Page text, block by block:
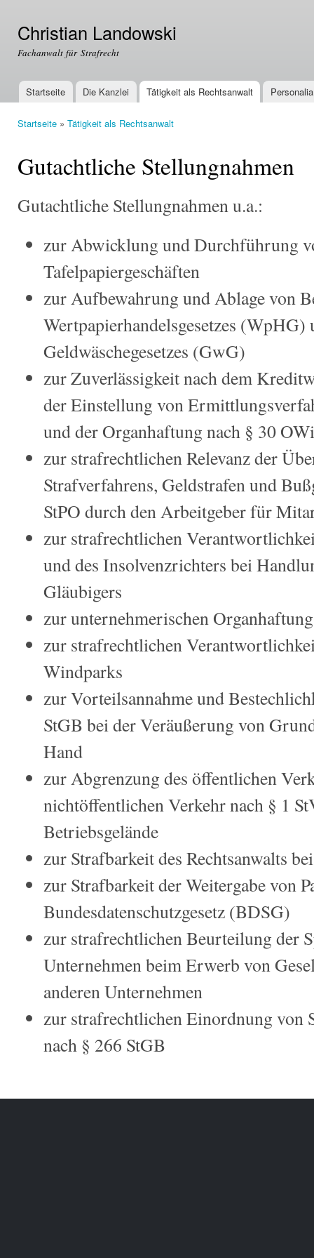
Christian Landowski
Fachanwalt für Strafrecht
Hauptmenü
Startseite Die Kanzlei Tätigkeit als Rechtsanwalt Personalia
Startseite » Tätigkeit als Rechtsanwalt
Gutachtliche Stellungnahmen
Gutachtliche Stellungnahmen u.a.:
zur Abwicklung und Durchführung
Tafelpapiergeschäften
zur Aufbewahrung und Ablage von
Wertpapierhandelsgesetzes (WpHG)
Geldwäschegesetzes (GwG)
zur Zuverlässigkeit nach dem
der Einstellung von
und der Organhaftung nach § 30
zur strafrechtlichen Relevanz der
Strafverfahrens, Geldstrafen und
StPO durch den Arbeitgeber für
zur strafrechtlichen
und des Insolvenzrichters bei
Gläubigers
zur unternehmerischen
zur strafrechtlichen
Windparks
zur Vorteilsannahme und
StGB bei der Veräußerung von
Hand
zur Abgrenzung des öffentlichen
nichtöffentlichen Verkehr nach § 1
Betriebsgelände
zur Strafbarkeit des Rechtsanwalts
zur Strafbarkeit der Weitergabe von
Bundesdatenschutzgesetz (BDSG)
zur strafrechtlichen Beurteilung der
Unternehmen beim Erwerb von
anderen Unternehmen
zur strafrechtlichen Einordnung von
nach § 266 StGB